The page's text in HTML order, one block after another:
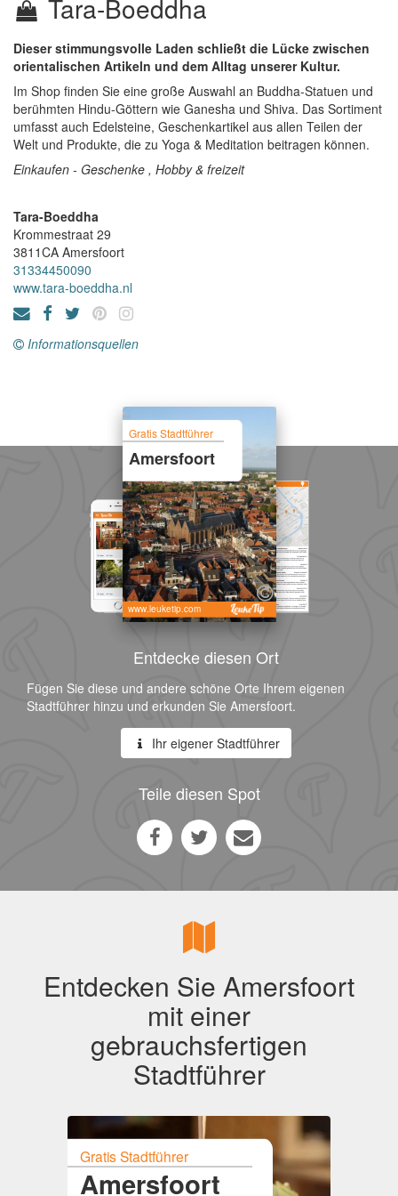
Tara-Boeddha
Dieser stimmungsvolle Laden schließt die Lücke zwischen
orientalischen Artikeln und dem Alltag unserer Kultur.
Im Shop finden Sie eine große Auswahl an Buddha-Statuen und
berühmten Hindu-Göttern wie Ganesha und Shiva. Das Sortiment
umfasst auch Edelsteine, Geschenkartikel aus allen Teilen der
Welt und Produkte, die zu Yoga & Meditation beitragen können.
Einkaufen - Geschenke , Hobby & freizeit
Tara-Boeddha
Krommestraat 29
3811CA Amersfoort
31334450090
www.tara-boeddha.nl
Informationsquellen
Gratis Stadtführer
Amersfoort
www.leuketip.com
Entdecke diesen Ort
Fügen Sie diese und andere schöne Orte Ihrem eigenen
Stadtführer hinzu und erkunden Sie Amersfoort.
Ihr eigener Stadtführer
Teile diesen Spot
Entdecken Sie Amersfoort
mit einer
gebrauchsfertigen
Stadtführer
Gratis Stadtführer
Amersfoort